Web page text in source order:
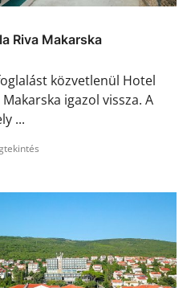
Riva Makarska
közvetlenül Hotel
Makarska igazol vissza. A
...